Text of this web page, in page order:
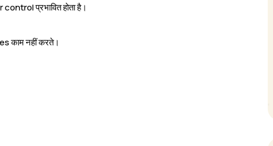
प्रभावित होता है।
काम नहीं करते।